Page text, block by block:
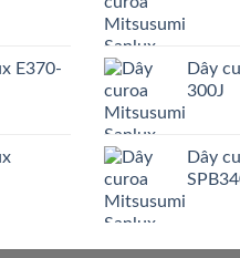
E370-
Dây
300J
Dây